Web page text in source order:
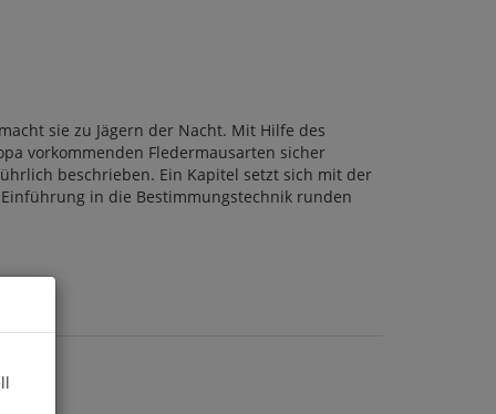
sie zu Jägern der Nacht. Mit Hilfe des
vorkommenden Fledermausarten sicher
beschrieben. Ein Kapitel setzt sich mit der
in die Bestimmungstechnik runden